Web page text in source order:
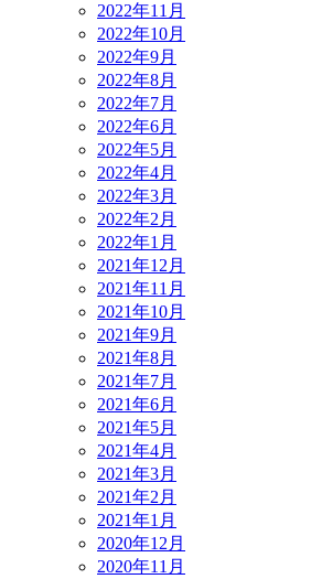
2022年11月
2022年10月
2022年9月
2022年8月
2022年7月
2022年6月
2022年5月
2022年4月
2022年3月
2022年2月
2022年1月
2021年12月
2021年11月
2021年10月
2021年9月
2021年8月
2021年7月
2021年6月
2021年5月
2021年4月
2021年3月
2021年2月
2021年1月
2020年12月
2020年11月